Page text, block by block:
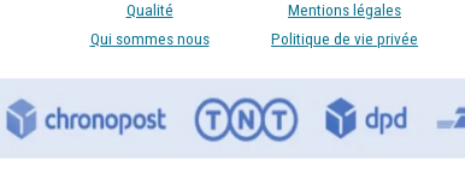
Qualité
Qui sommes nous
Mentions légales
Politique de vie privée